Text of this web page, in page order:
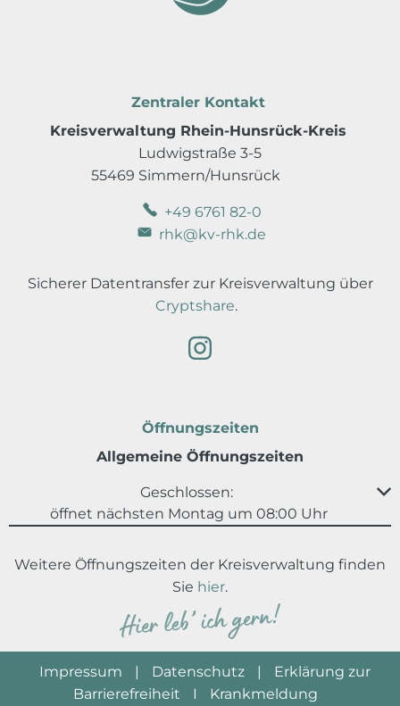
Zentraler Kontakt
Kreisverwaltung Rhein-Hunsrück-Kreis
Ludwigstraße 3-5
55469 Simmern/Hunsrück
+49 6761 82-0
rhk@kv-rhk.de
Sicherer Datentransfer zur Kreisverwaltung über
Cryptshare.
Öffnungszeiten
Allgemeine Öffnungszeiten
Klicken, um weitere Öffnungs- oder Schließzeiten
Geschlossen:
öffnet nächsten Montag um 08:00 Uhr
Weitere Öffnungszeiten der Kreisverwaltung finden
Sie hier.
Impressum | Datenschutz |
Erklärung zur
Barrierefreiheit
I Krankmeldung